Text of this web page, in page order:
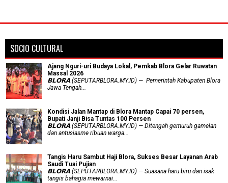
SOCIO CULTURAL
Ajang Nguri-uri Budaya Lokal, Pemkab Blora Gelar Ruwatan
Massal 2026
𝗕𝗟𝗢𝗥𝗔 (SEPUTARBLORA.MY.ID) — Pemerintah Kabupaten Blora
Jawa Tengah...
Kondisi Jalan Mantap di Blora Mantap Capai 70 persen,
Bupati Janji Bisa Tuntas 100 Persen
𝗕𝗟𝗢𝗥𝗔 (SEPUTARBLORA.MY.ID) — Ditengah gemuruh gamelan
dan antusiasme ribuan warga...
Tangis Haru Sambut Haji Blora, Sukses Besar Layanan Arab
Saudi Tuai Pujian
𝗕𝗟𝗢𝗥𝗔 (SEPUTARBLORA.MY.ID) — Suasana haru biru dan isak
tangis bahagia mewarnai...